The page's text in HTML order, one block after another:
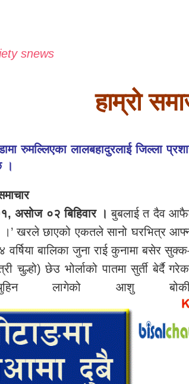
snews
हाम्रो
रुमल्लिएका लालबहादुरलाई जिल्ला
।
असोज ०२ बिहिवार । बुबलाई त दैव
।’ खरले छाएको एकतले सानो घरभित्र
बालिका जुना राई कुनामा बसेर
चुल्हो) छेउ भोर्लाको पातमा सुर्ती बेर्दै
लागेको आशु